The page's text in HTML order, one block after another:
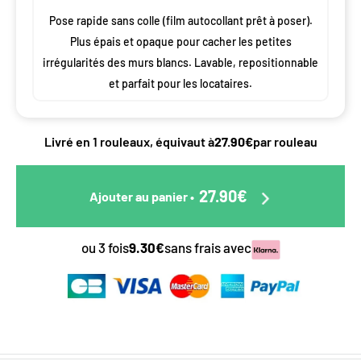
Pose rapide sans colle (film autocollant prêt à poser).
Plus épais et opaque pour cacher les petites
irrégularités des murs blancs. Lavable, repositionnable
et parfait pour les locataires.
Livré en 1 rouleaux, équivaut à27.90€par rouleau
Ajouter au panier• 27.90€
ou 3 fois9.30€sans frais avec